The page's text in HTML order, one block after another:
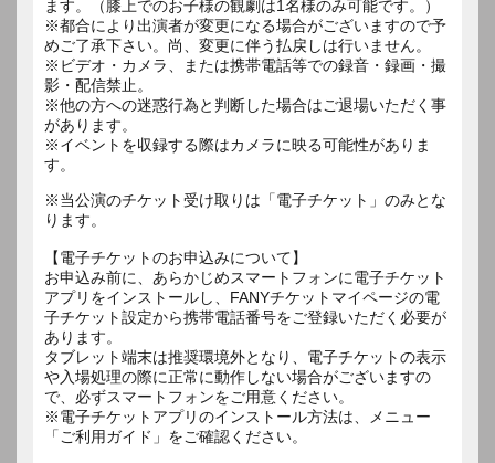
ます。（膝上でのお子様の観劇は1名様のみ可能です。）
※都合により出演者が変更になる場合がございますので予
めご了承下さい。尚、変更に伴う払戻しは行いません。
※ビデオ・カメラ、または携帯電話等での録音・録画・撮
影・配信禁止。
※他の方への迷惑行為と判断した場合はご退場いただく事
があります。
※イベントを収録する際はカメラに映る可能性がありま
す。
※当公演のチケット受け取りは「電子チケット」のみとな
ります。
【電子チケットのお申込みについて】
お申込み前に、あらかじめスマートフォンに電子チケット
アプリをインストールし、FANYチケットマイページの電
子チケット設定から携帯電話番号をご登録いただく必要が
あります。
タブレット端末は推奨環境外となり、電子チケットの表示
や入場処理の際に正常に動作しない場合がございますの
で、必ずスマートフォンをご用意ください。
※電子チケットアプリのインストール方法は、メニュー
「ご利用ガイド」をご確認ください。